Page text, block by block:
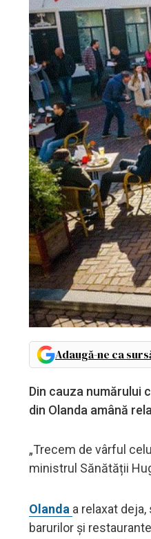
Adaugă-ne ca
Din cauza numărului
din Olanda amână
„Trecem de vârful
ministrul Sănătății
Olanda a relaxat
barurilor și